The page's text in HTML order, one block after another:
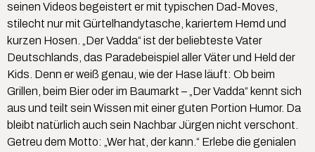
seinen Videos begeistert er mit typischen Dad-Moves,
stilecht nur mit Gürtelhandytasche, kariertem Hemd und
kurzen Hosen. „Der Vadda“ ist der beliebteste Vater
Deutschlands, das Paradebeispiel aller Väter und Held der
Kids. Denn er weiß genau, wie der Hase läuft: Ob beim
Grillen, beim Bier oder im Baumarkt – „Der Vadda“ kennt sich
aus und teilt sein Wissen mit einer guten Portion Humor. Da
bleibt natürlich auch sein Nachbar Jürgen nicht verschont.
Getreu dem Motto: „Wer hat, der kann.“ Erlebe die genialen